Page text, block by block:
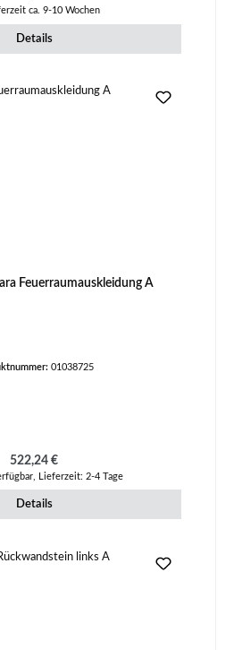
ca. 9-10 Wochen
Details
Feuerraumauskleidung A
01038725
Regulärer Preis:
522,24 €
Lieferzeit: 2-4 Tage
Details